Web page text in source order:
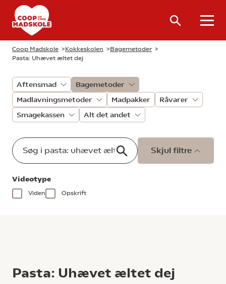
Coop Madskole >Kokkeskolen >Bagemetoder >
Pasta: Uhævet æltet dej
Aftensmad
Bagemetoder
Madlavningsmetoder
Madpakker
Råvarer
Smagekassen
Alt det andet
Skjul filtre
Videotype
Viden Opskrift
Pasta: Uhævet æltet dej